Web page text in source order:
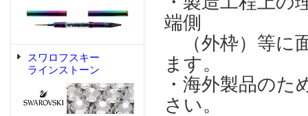
スワロフスキー
ラインストーン
端側
（外枠）等に
ます。
・海外製品の
さい。